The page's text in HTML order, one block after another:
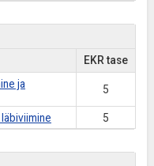
EKR tase
ja
5
5